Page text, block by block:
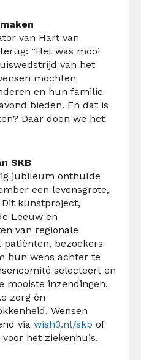
van Hart van
“Het was mooi
van het
mochten
en hun familie
bieden. En dat is
Daar doen we het
SKB
jubileum onthulde
een levensgrote,
kunstproject,
Leeuw en
van regionale
bezoekers
hun wens achter te
selecteert en
mooiste inzendingen,
zorg én
Wensen
via wish3.nl/skb of
het ziekenhuis.